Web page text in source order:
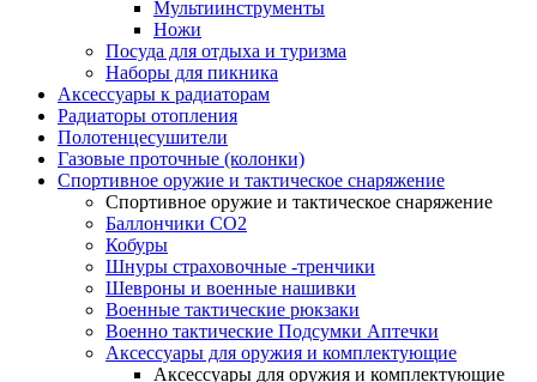
Мультиинструменты
Ножи
Посуда для отдыха и туризма
Наборы для пикника
Аксессуары к радиаторам
Радиаторы отопления
Полотенцесушители
Газовые проточные (колонки)
Спортивное оружие и тактическое снаряжение
Спортивное оружие и тактическое снаряжение
Баллончики CO2
Кобуры
Шнуры страховочные -тренчики
Шевроны и военные нашивки
Военные тактические рюкзаки
Военно тактические Подсумки Аптечки
Аксессуары для оружия и комплектующие
Аксессуары для оружия и комплектующие